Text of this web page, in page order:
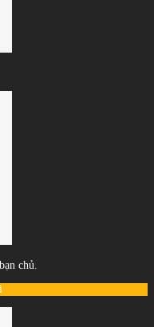
chủ.